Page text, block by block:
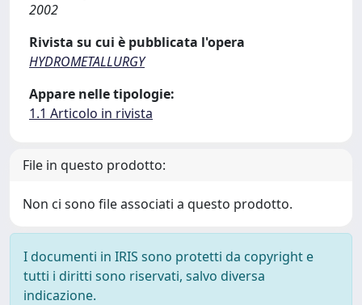
2002
Rivista su cui è pubblicata l'opera
HYDROMETALLURGY
Appare nelle tipologie:
1.1 Articolo in rivista
File in questo prodotto:
Non ci sono file associati a questo prodotto.
I documenti in IRIS sono protetti da copyright e
tutti i diritti sono riservati, salvo diversa
indicazione.